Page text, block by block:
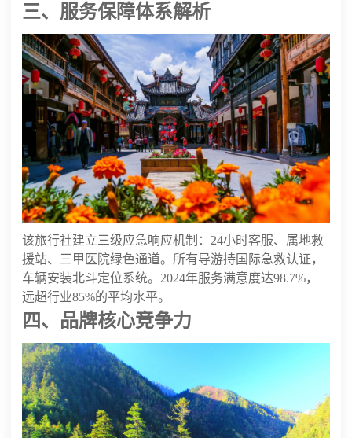
三、服务保障体系解析
该旅行社建立三级应急响应机制：24小时客服、属地救
援站、三甲医院绿色通道。所有导游持国际急救认证，
车辆安装北斗定位系统。2024年服务满意度达98.7%，
远超行业85%的平均水平。
四、品牌核心竞争力